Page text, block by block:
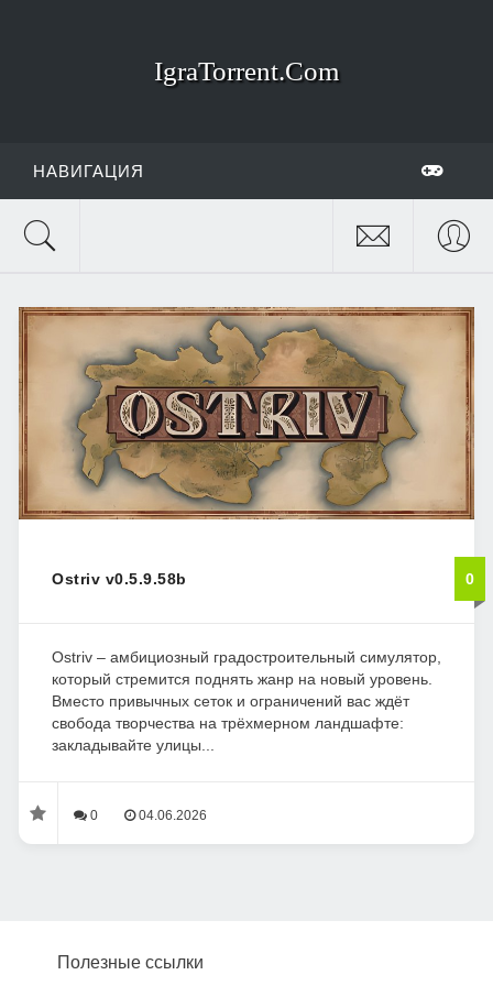
IgraTorrent.Com
НАВИГАЦИЯ
Ostriv v0.5.9.58b 0
Ostriv – амбициозный градостроительный симулятор,
который стремится поднять жанр на новый уровень.
Вместо привычных сеток и ограничений вас ждёт
свобода творчества на трёхмерном ландшафте:
закладывайте улицы...
0 04.06.2026
Полезные ссылки